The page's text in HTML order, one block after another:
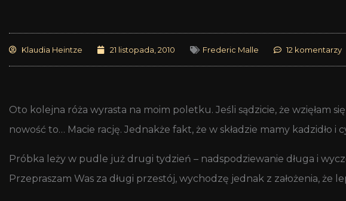
Klaudia Heintze 21 listopada, 2010 Frederic Malle 12 komentarzy
Oto kolejna róża wyrasta na moim poletku. Jeśli sądzicie, że wzięłam
nowość to… Macie rację. Jednakże fakt, że w składzie mamy kadzidło
Próbka leży w pudle już drugi tydzień – nadspodziewanie długa i
Przepraszam Was za długi przestój, wychodzę jednak z założenia, że